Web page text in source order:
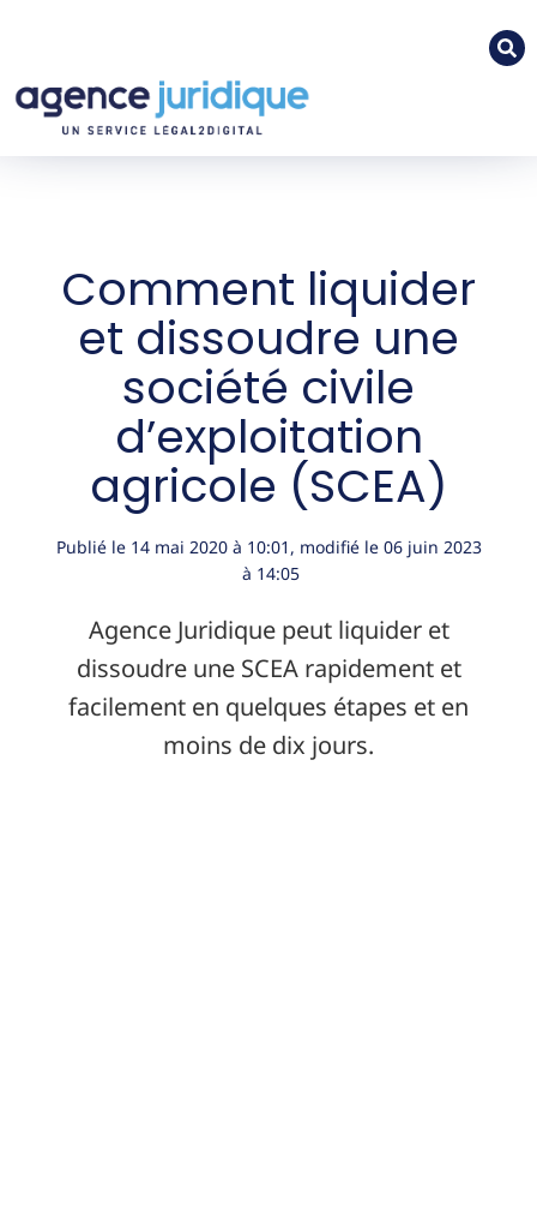
Comment liquider
et dissoudre une
société civile
d’exploitation
agricole (SCEA)
Publié le 14 mai 2020à 10:01 , modifié le 06 juin 2023
à 14:05
Agence Juridique peut liquider et
dissoudre une SCEA rapidement et
facilement en quelques étapes et en
moins de dix jours.